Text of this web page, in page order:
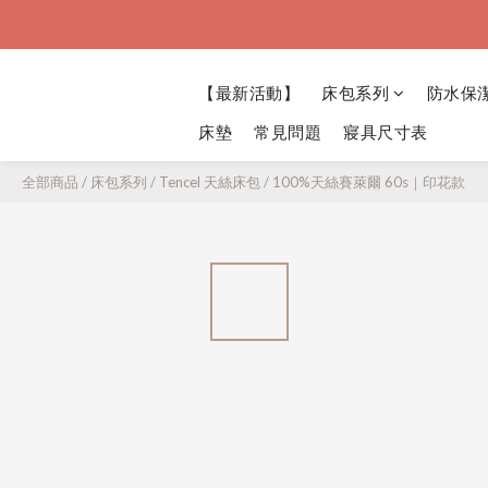
【最新活動】 床包系列
防水保
床墊
常見問題 寢具尺寸表
全部商品 / 床包系列 / Tencel 天絲床包/ 100%天絲賽萊爾 60s｜印花款